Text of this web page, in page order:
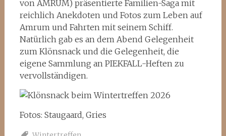
von AMRUM) präsentierte Familien-Saga mit
reichlich Anekdoten und Fotos zum Leben auf
Amrum und Fahrten mit seinem Schiff.
Natürlich gab es an dem Abend Gelegenheit
zum Klönsnack und die Gelegenheit, die
eigene Sammlung an PIEKFALL-Heften zu
vervollständigen.
Fotos: Staugaard, Gries